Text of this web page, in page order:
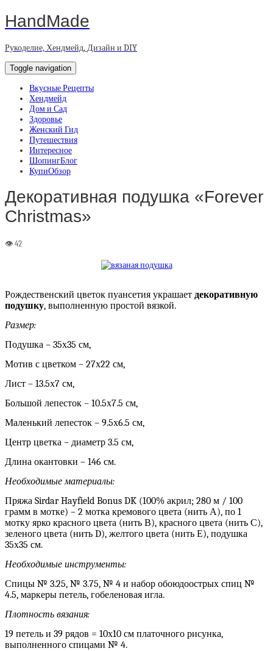
HandMade
Рукоделие, Хендмейд, Дизайн и DIY
Toggle navigation
Вкусные Рецепты
Хендмейд
Дом и Сад
Здоровье
Женский Гид
Путешествия
Интересное
ШопингБлог
КупиОбзор
Декоративная подушка «Forever
Christmas»
Рождественский цветок пуансетия украшает декоративную
подушку, выполненную простой вязкой.
Размер:
Подушка – 35х35 см,
Мотив с цветком – 27х22 см,
Лист – 13.5х7 см,
Большой лепесток – 10.5х7.5 см,
Маленький лепесток – 9.5х6.5 см,
Центр цветка – диаметр 3.5 см,
Длина окантовки – 146 см.
Необходимые материалы:
Пряжа Sirdar Hayfield Bonus DK (100% акрил; 280 м / 100
грамм в мотке) – 2 мотка кремового цвета (нить А), по 1
мотку ярко красного цвета (нить В), красного цвета (нить С),
зеленого цвета (нить D), желтого цвета (нить Е), подушка
35х35 см.
Необходимые инструменты:
Спицы № 3.25, № 3.75, № 4 и набор обоюдоострых спиц №
4.5, маркеры петель, гобеленовая игла.
Плотность вязания:
19 петель и 39 рядов = 10х10 см платочного рисунка,
выполненного спицами № 4.